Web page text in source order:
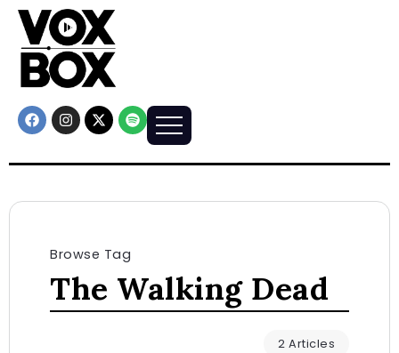
Browse Tag
The Walking Dead
2 Articles